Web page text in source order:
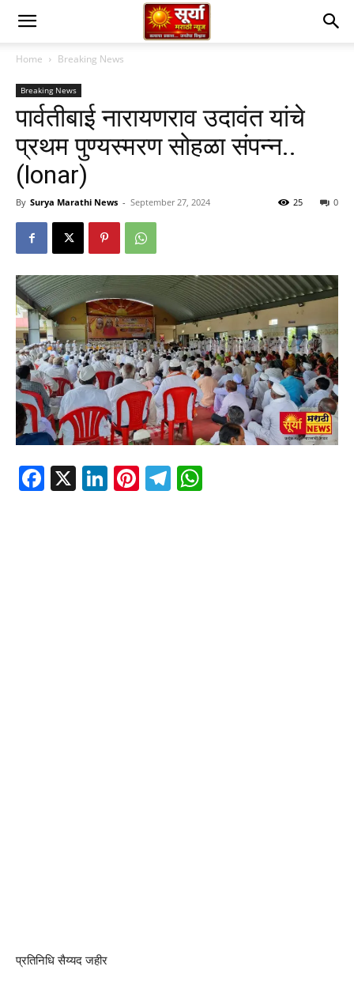
Home Breaking News
Breaking News
पार्वतीबाई नारायणराव उदावंत यांचे
प्रथम पुण्यस्मरण सोहळा संपन्न..
(lonar)
By Surya Marathi News - September 27, 2024 0
25
Facebook
X LinkedIn
Pinterest
Telegram
प्रतिनिधि सैय्यद जहीर